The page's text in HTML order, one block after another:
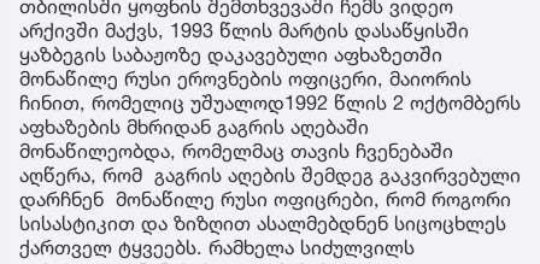
თბილისში ყოფნის შემთხვევაში ჩემს ვიდეო
არქივში მაქვს, 1993 წლის მარტის დასაწყისში
ყაზბეგის საბაჟოზე დაკავებული აფხაზეთში
მონაწილე რუსი ეროვნების ოფიცერი, მაიორის
ჩინით, რომელიც უშუალოდ1992 წლის 2 ოქტომბერს
აფხაზების მხრიდან გაგრის აღებაში
მონაწილეობდა, რომელმაც თავის ჩვენებაში
აღწერა, რომ გაგრის აღების შემდეგ გაკვირვებული
დარჩნენ მონაწილე რუსი ოფიცრები, რომ როგორი
სისასტიკით და ზიზღით ასალმებდნენ სიცოცხლეს
ქართველ ტყვეებს. რამხელა სიძულვილს